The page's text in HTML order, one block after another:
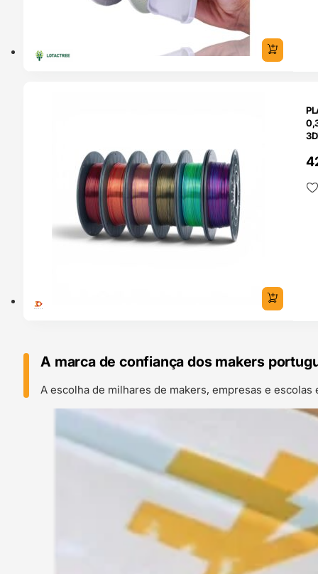
A marca de confiança dos makers
A escolha de milhares de makers, empresas e escolas